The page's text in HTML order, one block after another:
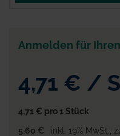
Anmelden für
4,71 € /
4,71 € pro 1 Stück
5,60 €
inkl. 19% MwSt.